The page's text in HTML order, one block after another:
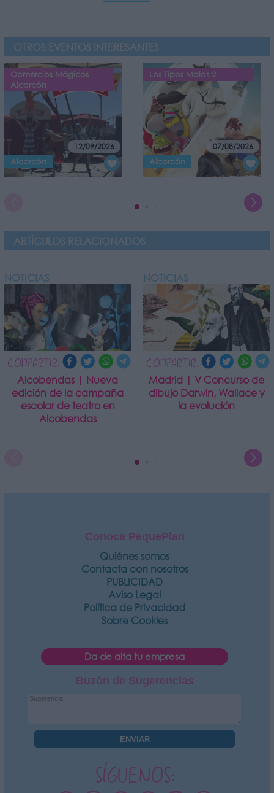
OTROS EVENTOS INTERESANTES
Comercios Mágicos
Alcorcón
12/09/2026
Alcorcón
Los Tipos Malos 2
07/08/2026
Alcorcón
ARTÍCULOS RELACIONADOS
NOTICIAS
COMPARTIR:
Alcobendas | Nueva
edición de la campaña
escolar de teatro en
Alcobendas
NOTICIAS
COMPARTIR:
Madrid | V Concurso de
dibujo Darwin, Wallace y
la evolución
Conoce PequePlan
Quiénes somos
Contacta con nosotros
PUBLICIDAD
Aviso Legal
Política de Privacidad
Sobre Cookies
Da de alta tu empresa
Buzón de Sugerencias
SÍGUENOS: